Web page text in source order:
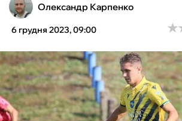
ТЕНІС
КІБЕРСПОРТ
ЧС-2026
ФУТЗАЛ
Олександр Карпенко
6 грудня 2023, 09:00 ★
★